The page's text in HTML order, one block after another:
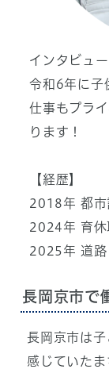
インタビュ
令和6年に子
仕事もプラ
ります！
【経歴】
2018年 都市
2024年 育休
2025年 道路
長岡京市で
長岡京市は
感じていた